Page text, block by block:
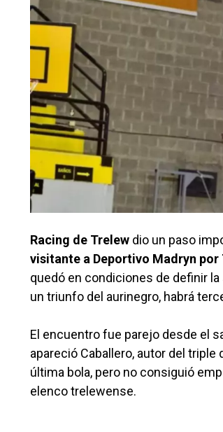
Racing de Trelew dio un paso
visitante a Deportivo Madryn por
quedó en condiciones de definir la
un triunfo del aurinegro, habrá
El encuentro fue parejo desde el
apareció Caballero, autor del
última bola, pero no consiguió
elenco trelewense.